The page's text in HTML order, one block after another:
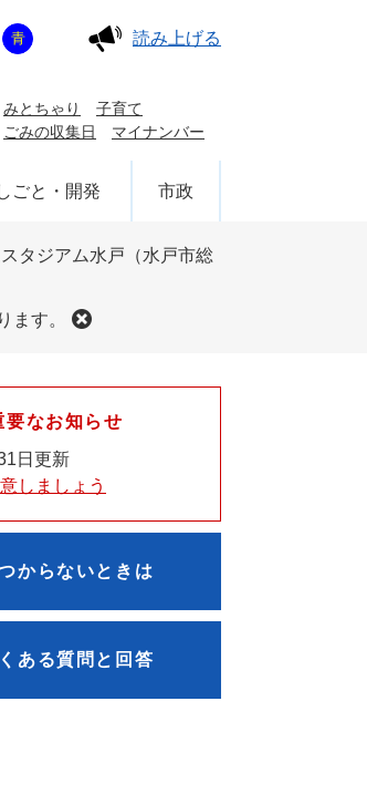
青 読み上げる
みとちゃり
子育て
ごみの収集日 マイナンバー
ごと・開発 市政
タジアム水戸（水戸市総
す。
要なお知らせ
日更新
しましょう
からないときは
ある質問と回答